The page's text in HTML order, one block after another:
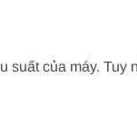
của máy. Tuy